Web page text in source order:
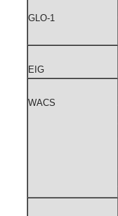
GLO-1
EIG
WACS